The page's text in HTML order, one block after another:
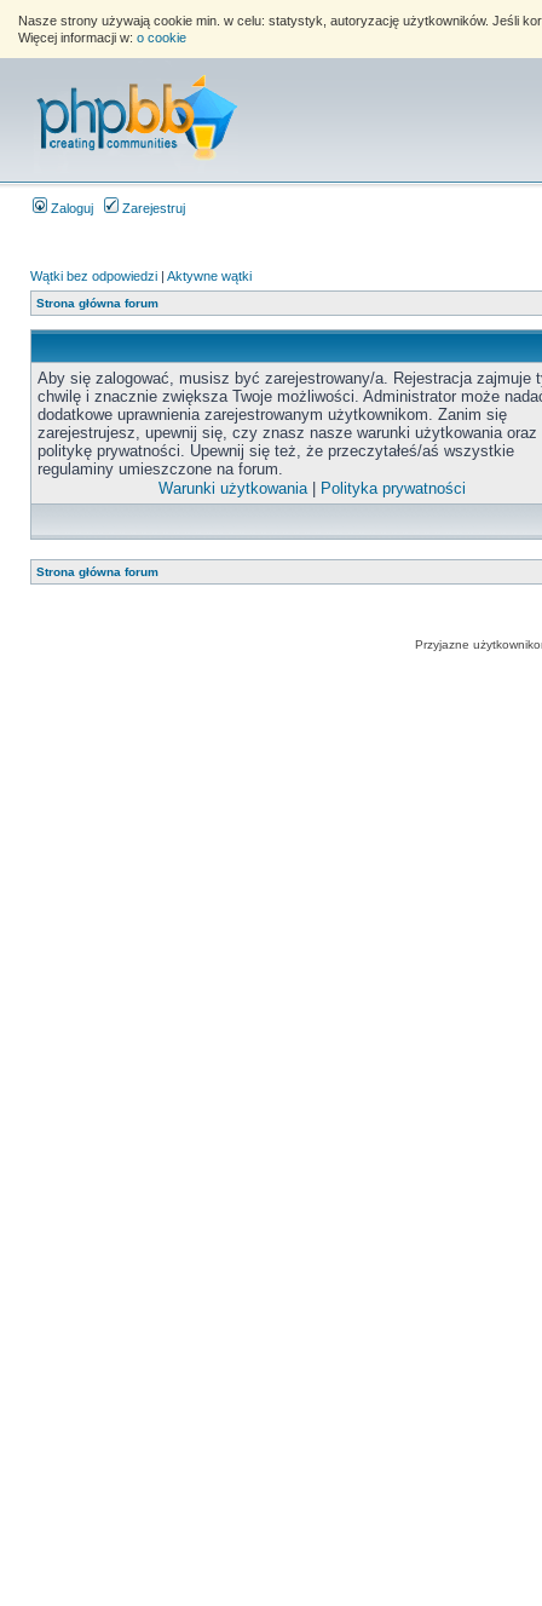
Nasze strony używają cookie min. w celu: statystyk, autoryzację użytkowników. Jeśli
Więcej informacji w: o cookie
Zaloguj Zarejestruj
Wątki bez odpowiedzi | Aktywne wątki
Strona główna forum
Aby się zalogować, musisz być zarejestrowany/a. Rejestracja zajmuje
chwilę i znacznie zwiększa Twoje możliwości. Administrator może
dodatkowe uprawnienia zarejestrowanym użytkownikom. Zanim się
zarejestrujesz, upewnij się, czy znasz nasze warunki użytkowania oraz
politykę prywatności. Upewnij się też, że przeczytałeś/aś wszystkie
regulaminy umieszczone na forum.
Warunki użytkowania| Polityka prywatności
Strona główna forum
Przyjazne